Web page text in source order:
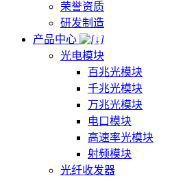
荣誉资质
研发制造
产品中心
光电模块
百兆光模块
千兆光模块
万兆光模块
电口模块
高速率光模块
射频模块
光纤收发器